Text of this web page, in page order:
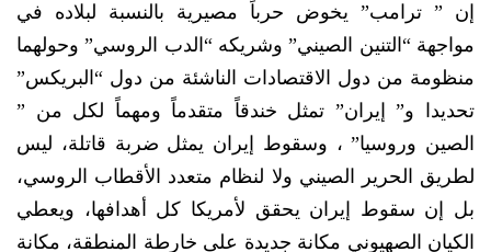
إن ” ترامب” يخوض حرباً مصيرية بالنسبة لبلاده في
مواجهة “التنين الصيني” وشريكه “الدب الروسي” وحولهما
منظومة من دول الاقتصادات الناشئة من دول “البريكس”
تحديدا و” إيران” تمثل خندقاً متقدماً ومهماً لكل من ”
الصين وروسيا” ، وسقوط إيران يمثل ضربة قاتلة، ليس
لطريق الحرير الصيني ولا لنظام متعدد الأقطاب الروسي،
بل إن سقوط إيران يحقق لأمريكا كل أهدافها، ويعطي
الكيان الصهيوني مكانة جديدة على خارطة المنطقة، مكانة